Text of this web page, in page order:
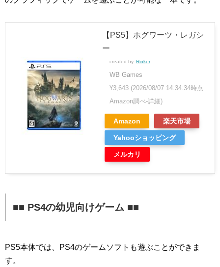
【PS5】ホグワーツ・レガシ
ー
created by Rinker
WB Games
¥3,643 (2026/08/07 14:34:34時点
Amazon調べ-詳細)
Amazon 楽天市場
Yahooショッピング
メルカリ
■■ PS4の幼児向けゲーム ■■
PS5本体では、PS4のゲームソフトも遊ぶことができま
す。